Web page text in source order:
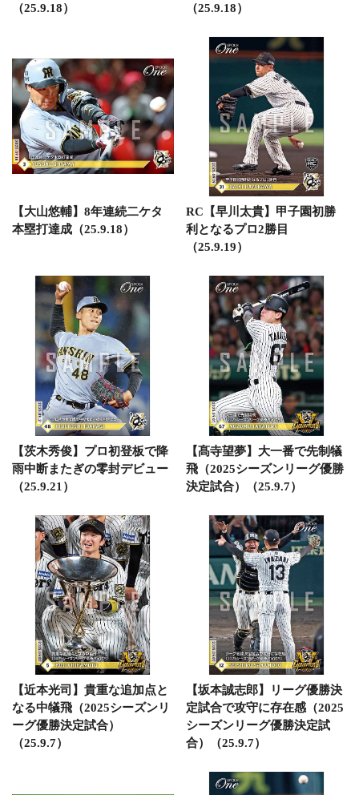
（25.9.18）
（25.9.18）
【大山悠輔】8年連続二ケタ
本塁打達成（25.9.18）
RC【早川太貴】甲子園初勝
利となるプロ2勝目
（25.9.19）
【茨木秀俊】プロ初登板で降
雨中断またぎの零封デビュー
（25.9.21）
【髙寺望夢】大一番で先制犠
飛（2025シーズンリーグ優勝
決定試合）（25.9.7）
【近本光司】貴重な追加点と
なる中犠飛（2025シーズンリ
ーグ優勝決定試合）
（25.9.7）
【坂本誠志郎】リーグ優勝決
定試合で攻守に存在感（2025
シーズンリーグ優勝決定試
合）（25.9.7）